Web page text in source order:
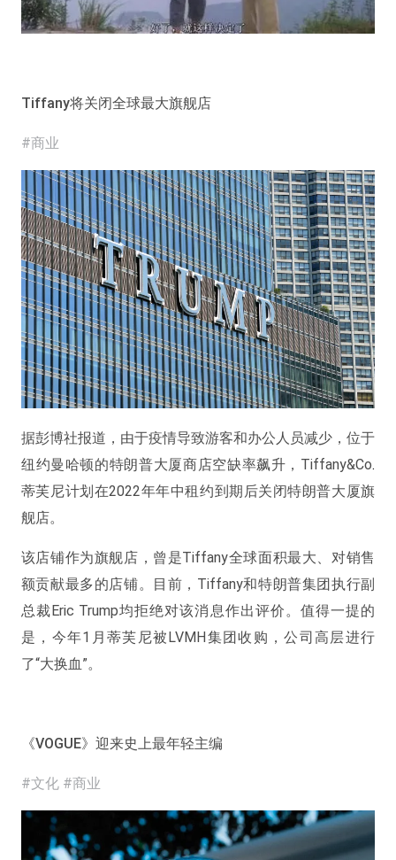
Tiffany将关闭全球最大旗舰店
#商业
据彭博社报道，由于疫情导致游客和办公人员减少，位于
纽约曼哈顿的特朗普大厦商店空缺率飙升，Tiffany&Co.
蒂芙尼计划在2022年年中租约到期后关闭特朗普大厦旗
舰店。
该店铺作为旗舰店，曾是Tiffany全球面积最大、对销售
额贡献最多的店铺。目前，Tiffany和特朗普集团执行副
总裁Eric Trump均拒绝对该消息作出评价。值得一提的
是，今年1月蒂芙尼被LVMH集团收购，公司高层进行
了“大换血”。
《VOGUE》迎来史上最年轻主编
#文化 #商业